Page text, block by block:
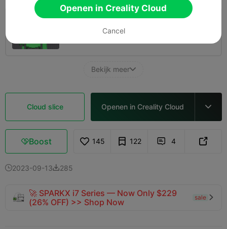
Bekijk meer
Cloud slice Openen in Creality Cloud 
Boost 145 122  4 
2023-09-13285
🚀 SPARKX i7 Series — Now Only $229
(26% OFF) >> Shop Now
sale 
Openen in Creality Cloud
Cancel